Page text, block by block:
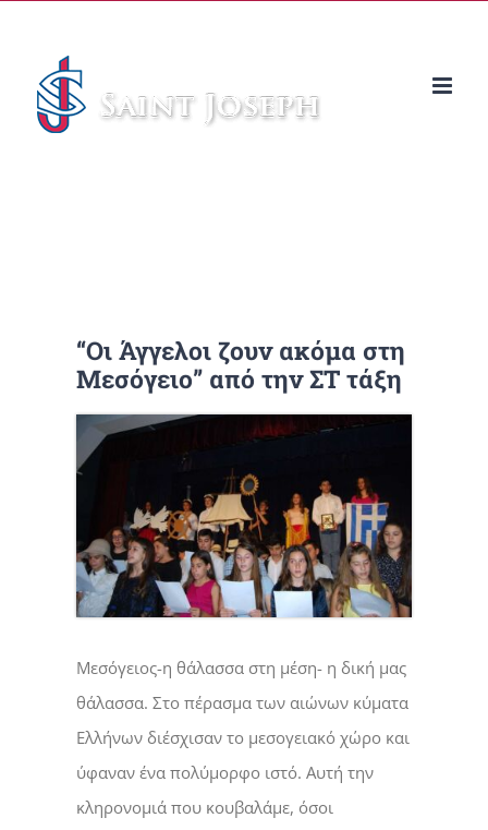
περιεχόμενο
“Οι Άγγελοι ζουν ακόμα στη
Μεσόγειο” από την ΣΤ τάξη
Μεσόγειος-η θάλασσα στη μέση- η δική μας
θάλασσα. Στο πέρασμα των αιώνων κύματα
Ελλήνων διέσχισαν το μεσογειακό χώρο και
ύφαναν ένα πολύμορφο ιστό. Αυτή την
κληρονομιά που κουβαλάμε, όσοι